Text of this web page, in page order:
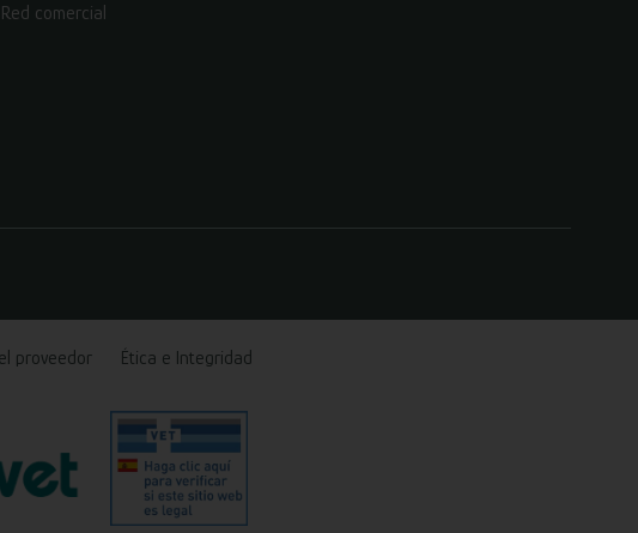
Red comercial
proveedor Ética e Integridad